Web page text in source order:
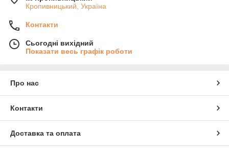
Кропивницький, Україна
Контакти
Сьогодні вихідний
Показати весь графік роботи
Про нас
Контакти
Доставка та оплата